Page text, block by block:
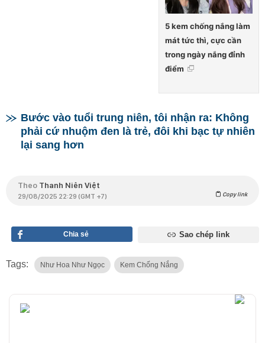
5 kem chống nắng làm
mát tức thì, cực cần
trong ngày nắng đỉnh
điểm
Bước vào tuổi trung niên, tôi nhận ra: Không
phải cứ nhuộm đen là trẻ, đôi khi bạc tự nhiên
lại sang hơn
Theo Thanh Niên Việt
29/08/2025 22:29 (GMT +7) Copy link
Chia sẻ Sao chép link
Tags: Như Hoa Như Ngọc Kem Chống Nắng